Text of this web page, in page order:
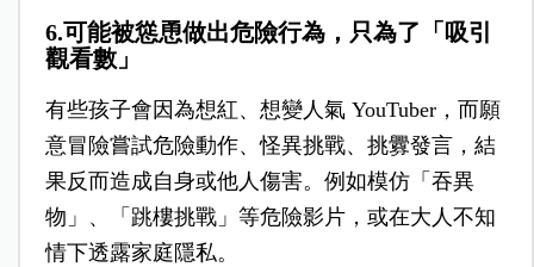
6.可能被慫恿做出危險行為，只為了「吸引
觀看數」
有些孩子會因為想紅、想變人氣 YouTuber，而願
意冒險嘗試危險動作、怪異挑戰、挑釁發言，結
果反而造成自身或他人傷害。例如模仿「吞異
物」、「跳樓挑戰」等危險影片，或在大人不知
情下透露家庭隱私。